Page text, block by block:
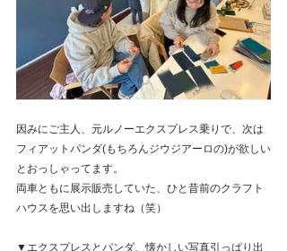
因みにご主人、元ルノーエクスプレス乗りで、次は
フィアットパンダ(もちろんジウジアーロの)が欲しい
とおっしゃってます。
両車ともに展示販売していた、ひと昔前のクラフト
ハウスを思い出しますね（笑）
▼エクスプレスとパンダ、懐かしい写真引っぱり出